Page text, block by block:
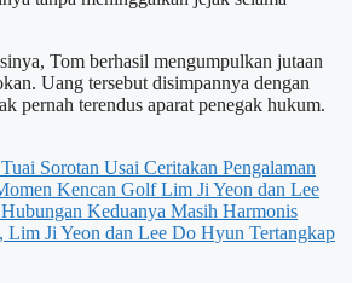
Tom berhasil mengumpulkan jutaan
Uang tersebut disimpannya dengan
pernah terendus aparat penegak hukum.
Sorotan Usai Ceritakan Pengalaman
Kencan Golf Lim Ji Yeon dan Lee
Keduanya Masih Harmonis
Lim Ji Yeon dan Lee Do Hyun Tertangkap